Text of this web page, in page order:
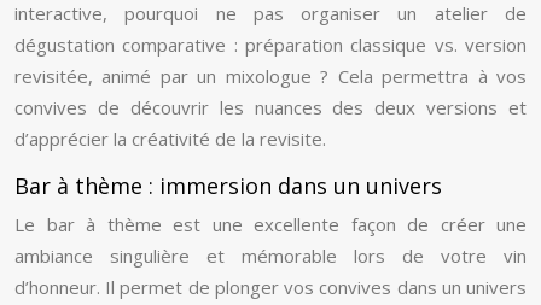
interactive, pourquoi ne pas organiser un atelier de
dégustation comparative : préparation classique vs. version
revisitée, animé par un mixologue ? Cela permettra à vos
convives de découvrir les nuances des deux versions et
d’apprécier la créativité de la revisite.
Bar à thème : immersion dans un univers
Le bar à thème est une excellente façon de créer une
ambiance singulière et mémorable lors de votre vin
d’honneur. Il permet de plonger vos convives dans un univers